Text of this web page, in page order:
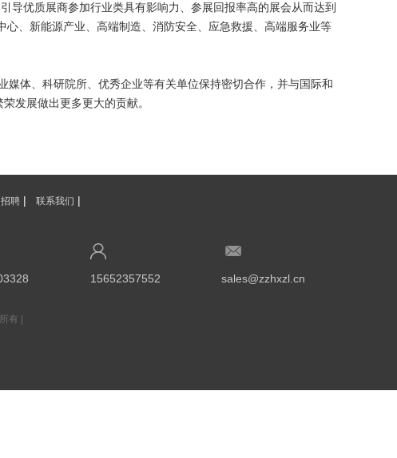
优质展商参加行业类具有影响力、参展回报率高的展会从而达到
、新能源产业、高端制造、消防安全、应急救援、高端服务业等
体、科研院所、优秀企业等有关单位保持密切合作，并与国际和
发展做出更多更大的贡献。
聘 | 联系我们 |
15652357552 sales@zzhxzl.cn
有 |